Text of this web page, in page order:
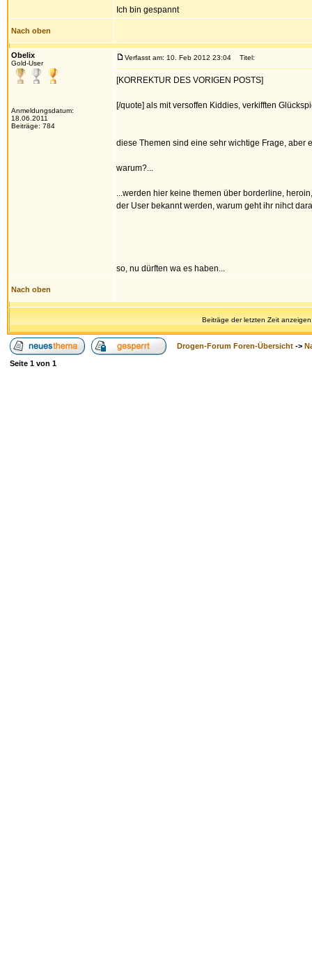
Ich bin gespannt
Nach oben
Obelix
Gold-User
Anmeldungsdatum:
18.06.2011
Beiträge: 784
Verfasst am: 10. Feb 2012 23:04 Titel:
[KORREKTUR DES VORIGEN POSTS]
[/quote] als mit versoffen Kiddies, verkifften
diese Themen sind eine sehr wichtige Frage, aber
warum?...
...werden hier keine themen über borderline,
der User bekannt werden, warum geht ihr nihct
so, nu dürften wa es haben...
Nach oben
Beiträge der letzten Zeit
Drogen-Forum Foren-Übersicht ->
Seite 1 von 1